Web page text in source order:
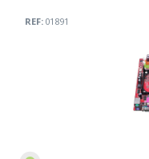
REF:01891